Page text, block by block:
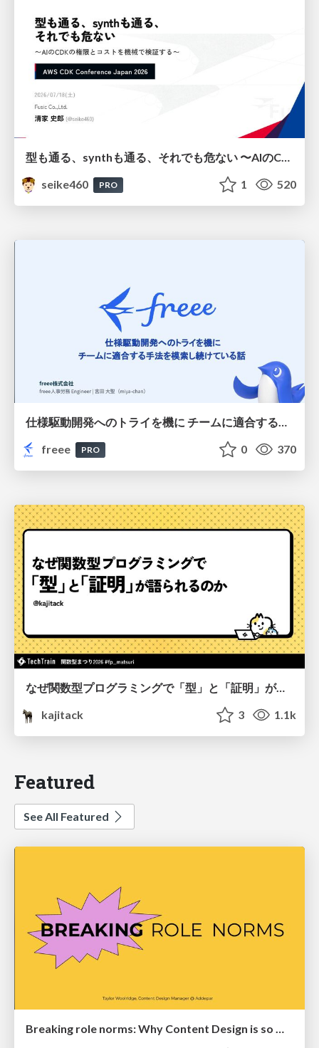
型も通る、synthも通る、それでも危ない 〜AIのCDKの権限とコストを機械で検証する〜 / It Passes Type Checks, It Passes Synth Checks, but It’s Still Risky — Automatically Verifying Permissions and Costs in AI’s CDK —
seike460
PRO 1 520
仕様駆動開発へのトライを機に チームに適合する手法を模索し続けている話
freee
PRO 0 370
なぜ関数型プログラミングで「型」と「証明」が語られるのか #fp_matsuri
kajitack
3 1.1k
Featured
See All Featured
Breaking role norms: Why Content Design is so much more than writing copy - Taylor Woolridge